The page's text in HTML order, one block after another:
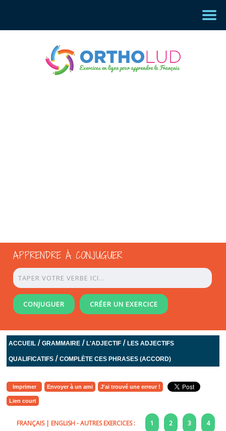
APPRENDRE À CONJUGUER
CONJUGUER CRÉER UN EXERCICE
ACCUEIL /GRAMMAIRE /L'ADJECTIF /LES ADJECTIFS
QUALIFICATIFS /COMPLÈTE CES PHRASES (ACCORD)
Imprimer Envoyer à un ami J'ai trouvé une erreur !
Lien court
FRANÇAIS| ENGLISH- AUTRES EXERCICES : 1 2 3 4